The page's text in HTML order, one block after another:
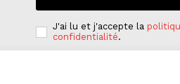
J'ai lu et j'accepte la
confidentialité.